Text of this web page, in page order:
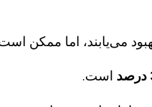
می‌یابند، اما ممکن
است.